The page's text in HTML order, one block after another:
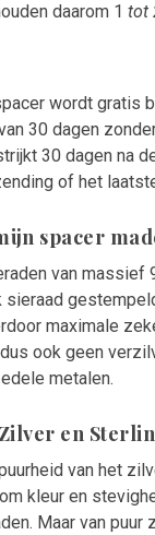
daarom 1 tot
wordt gratis
30 dagen
30 dagen na
of het
spacer
van
maximale
ook geen
metalen.
en
van het
kleur en
Maar van